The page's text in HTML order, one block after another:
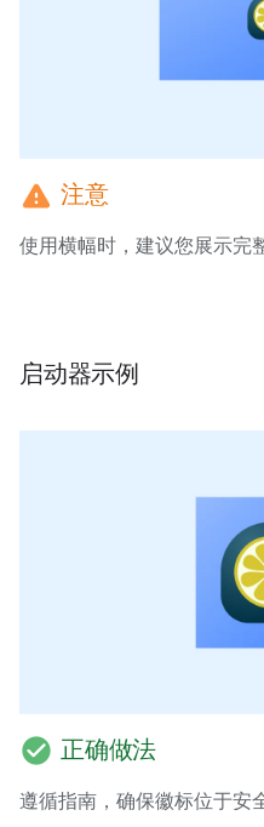
warning 注意
使用横幅时，建议您展示完
启动器示例
check_circle 正确做法
遵循指南，确保徽标位于安